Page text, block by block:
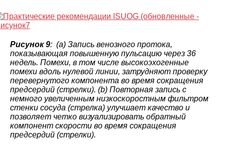
Рисунок 9: (а) Запись венозного протока,
показывающая повышенную пульсацию через 36
недель. Помехи, в том числе высокоэхогенные
помехи вдоль нулевой линии, затрудняют проверку
перевернутого компонента во время сокращения
предсердий (стрелки). (b) Повторная запись с
немного увеличенным низкоскоростным фильтром
стенки сосуда (стрелка) улучшает качество и
позволяет четко визуализировать обратный
компонент скорости во время сокращения
предсердий (стрелки).